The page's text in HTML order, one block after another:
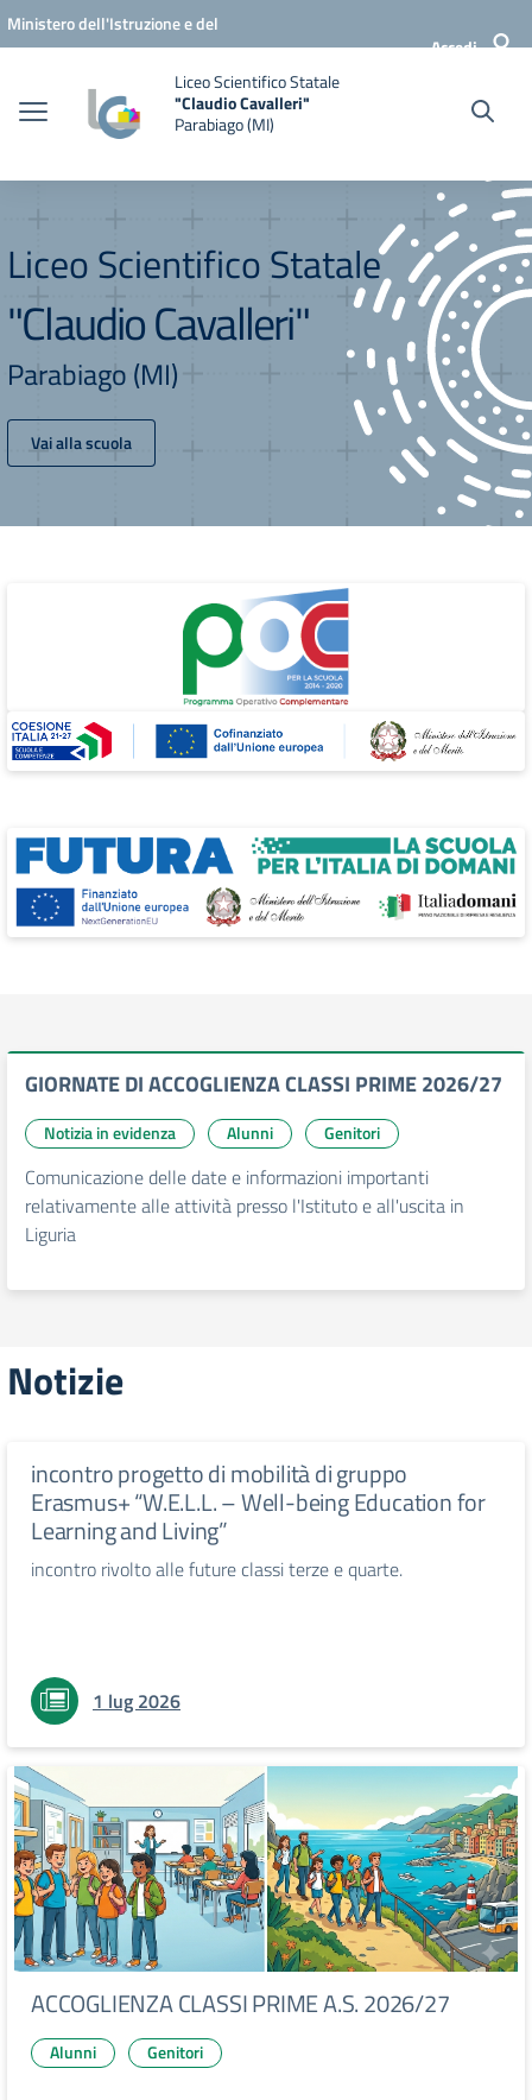
Vai ai contenuti
Vai al menu di navigazione
Vai al footer
Ministero dell'Istruzione e del
Accedi
Liceo Scientifico Statale
"Claudio Cavalleri"
Parabiago (MI)
Liceo Scientifico Statale
"Claudio Cavalleri"
Parabiago (MI)
Vai alla scuola
GIORNATE DI ACCOGLIENZA CLASSI PRIME 2026/27
Notizia in evidenza Alunni Genitori
Comunicazione delle date e informazioni importanti
relativamente alle attività presso l'Istituto e all'uscita in
Liguria
Notizie
incontro progetto di mobilità di gruppo
Erasmus+ “W.E.L.L. – Well-being Education for
Learning and Living”
incontro rivolto alle future classi terze e quarte.
1 lug 2026
ACCOGLIENZA CLASSI PRIME A.S. 2026/27
Alunni Genitori